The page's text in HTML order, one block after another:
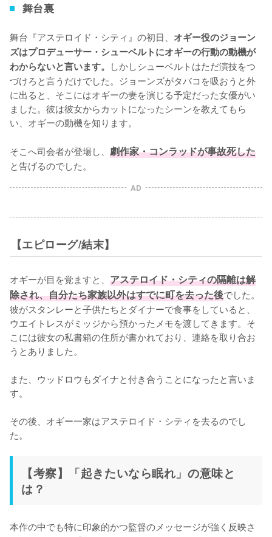
舞台裏
舞台『アステロイド・シティ』の初日、 オギー役のジョーン
ズはプロデューサー・シューベルトにオギーの行動の動機が
わからないと言います。 しかしシューベルトはただ演技をつ
づけろと言うだけでした。ジョーンズがタバコを吸おうと外
に出ると、そこにはオギーの妻を演じる予定だった女優がい
ました。彼は彼女からカットになったシーンを教えてもら
い、オギーの動機を知ります。
そこへ司会者が登場し、 劇作家・コンラッドが事故死した
と告げるのでした。
AD
【エピローグ/結末】
オギーが目を覚ますと、 アステロイド・シティの隔離は解
除され、自分たち家族以外はすでに町を去った後でした。
彼がスタンレーと子供たちとダイナーで食事をしていると、
ウエイトレスがミッジから預かったメモを渡してきます。そ
こには彼女の私書箱の住所が書かれており、連絡を取り合お
うとありました。
また、ウッドロウもダイナと付き合うことになったと言いま
す。
その後、オギー一家はアステロイド・シティを去るのでし
た。
【考察】「起きたいなら眠れ」の意味と
は？
本作の中でも特に印象的かつ監督のメッセージが強く反映さ